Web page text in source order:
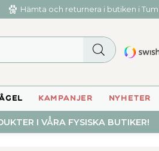
Hämta och returnera i butiken i
KAMPANJER NYHETER
I VÅRA FYSISKA BUTIKER!